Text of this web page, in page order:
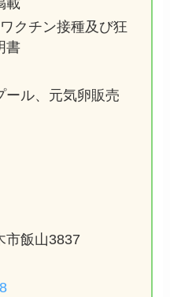
クチン接種及び狂
書
ール、元気卵販売
市飯山3837